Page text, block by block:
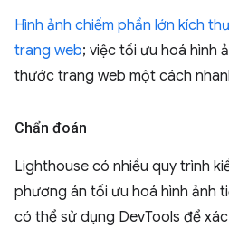
Hình ảnh chiếm phần lớn kích
trang web; việc tối ưu hoá hình
thước trang web một cách
Chẩn đoán
Lighthouse có nhiều quy trình
phương án tối ưu hoá hình ảnh
có thể sử dụng DevTools để